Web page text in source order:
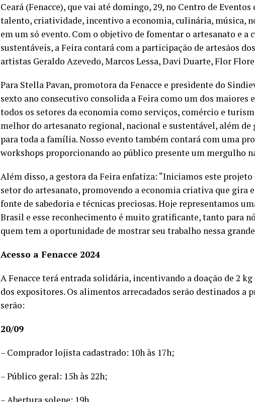
Ceará (Fenacce), que vai até domingo, 29, no Centro de
talento, criatividade, incentivo a economia, culinária, música,
em um só evento. Com o objetivo de fomentar o artesanato e
sustentáveis, a Feira contará com a participação de artesãos
artistas Geraldo Azevedo, Marcos Lessa, Davi Duarte, Flor
Para Stella Pavan, promotora da Fenacce e presidente do
sexto ano consecutivo consolida a Feira como um dos maiores
todos os setores da economia como serviços, comércio e
melhor do artesanato regional, nacional e sustentável, além
para toda a família. Nosso evento também contará com uma
workshops proporcionando ao público presente um mergulho
Além disso, a gestora da Feira enfatiza: “Iniciamos este
setor do artesanato, promovendo a economia criativa que gira
fonte de sabedoria e técnicas preciosas. Hoje representamos
Brasil e esse reconhecimento é muito gratificante, tanto para
quem tem a oportunidade de mostrar seu trabalho nessa
Acesso a Fenacce 2024
A Fenacce terá entrada solidária, incentivando a doação de 2
dos expositores. Os alimentos arrecadados serão destinados a
serão:
20/09
– Comprador lojista cadastrado: 10h às 17h;
– Público geral: 15h às 22h;
– Abertura solene: 19h.